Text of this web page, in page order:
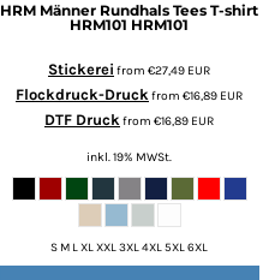
HRM Männer Rundhals Tees T-shirt
HRM101 HRM101
Stickerei from €27,49 EUR
Flockdruck-Druckfrom €16,89 EUR
DTF Druckfrom €16,89 EUR
inkl. 19% MWSt.
S M L XL XXL 3XL 4XL 5XL 6XL